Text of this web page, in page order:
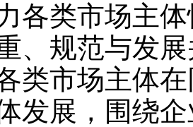
各类市场主
、规范与发
类市场主体
发展，围绕